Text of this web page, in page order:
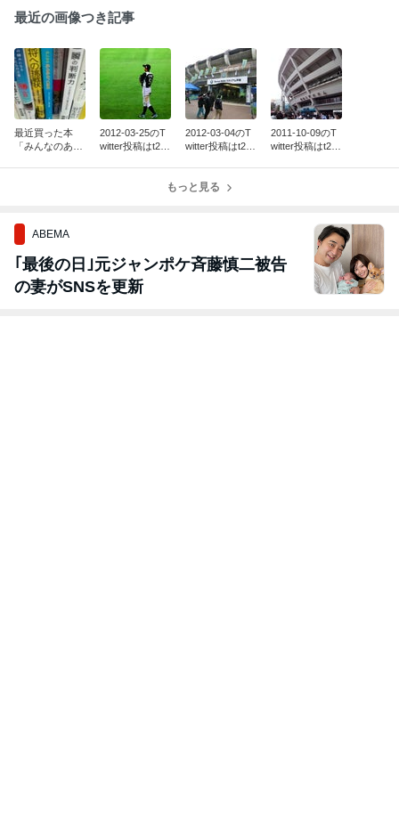
最近の画像つき記事
最近買った本
「みんなのある
2012-03-25のT
witter投稿はt2b
2012-03-04のT
witter投稿はt2b
2011-10-09のT
witter投稿はt2b
もっと見る
ABEMA
｢最後の日｣元ジャンポケ斉藤慎二被告
の妻がSNSを更新